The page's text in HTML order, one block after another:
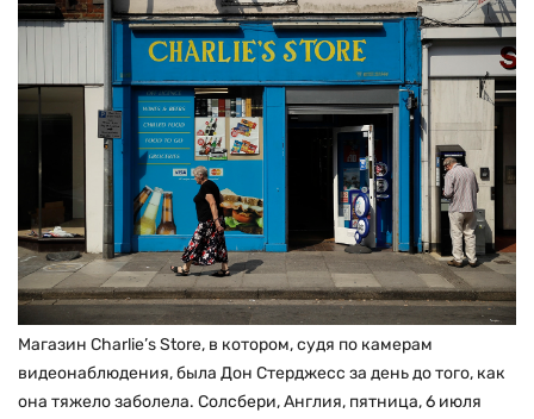
Магазин Charlie’s Store, в котором, судя по камерам
видеонаблюдения, была Дон Стерджесс за день до того, как
она тяжело заболела. Солсбери, Англия, пятница, 6 июля